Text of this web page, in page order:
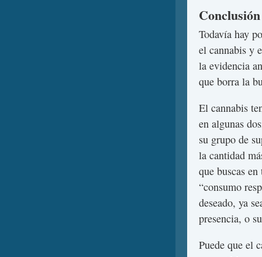
Conclusión
Todavía hay
el cannabis y
la evidencia
que borra la
El cannabis
en algunas
su grupo de
la cantidad
que buscas
“consumo
deseado, ya
presencia, o
Puede que el